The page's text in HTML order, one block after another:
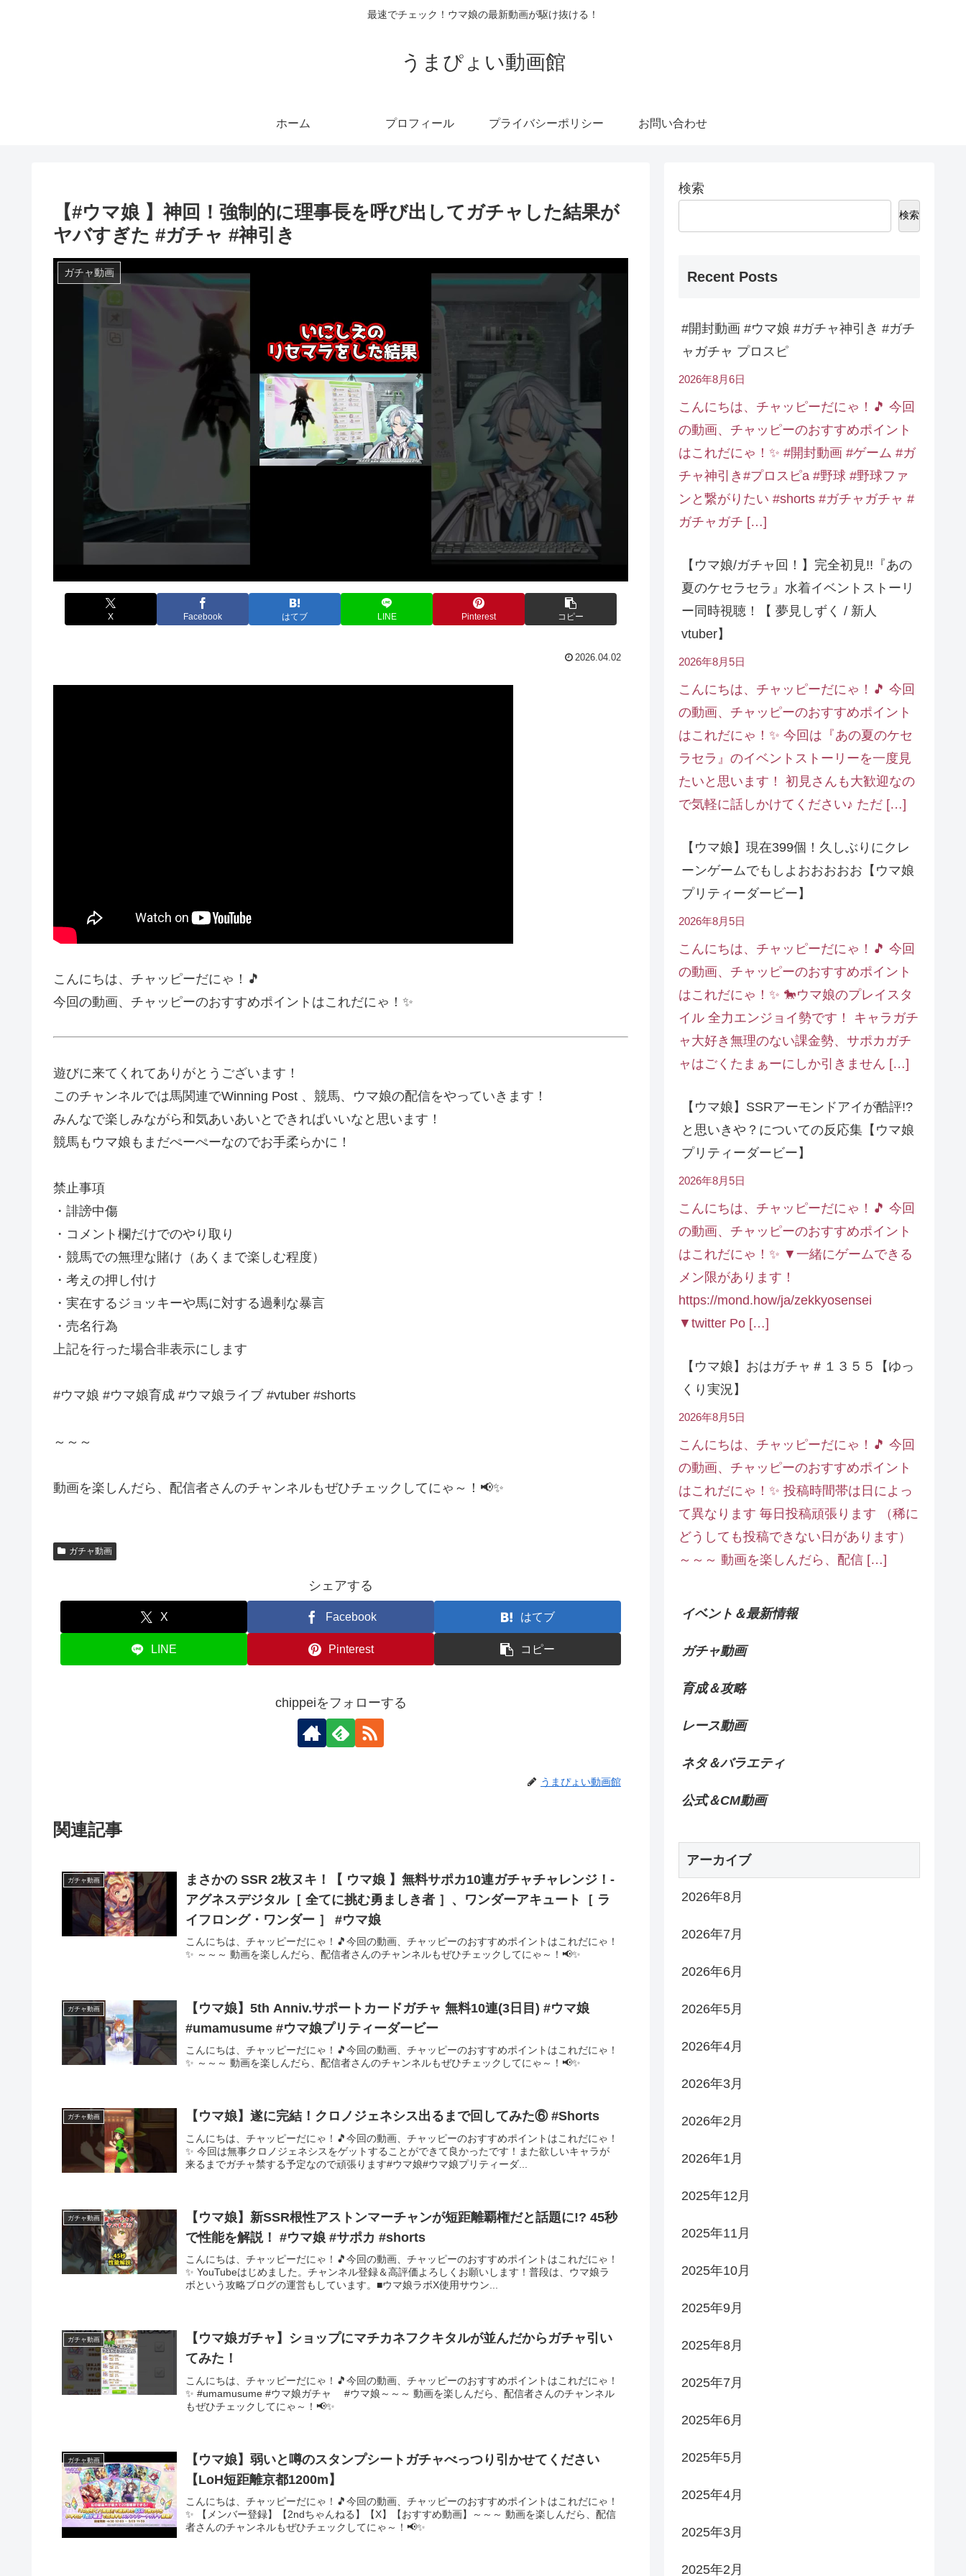
最速でチェック！ウマ娘の最新動画が駆け抜ける！
うまぴょい動画館
ホーム プロフィール プライバシーポリシー お問い合わせ
【#ウマ娘 】神回！強制的に理事長を呼び出してガチャした結果が
ヤバすぎた #ガチャ #神引き
ガチャ動画
X Facebook はてブ LINE Pinterest コピー
2026.04.02
こんにちは、チャッピーだにゃ！🎵
今回の動画、チャッピーのおすすめポイントはこれだにゃ！✨
遊びに来てくれてありがとうございます！
このチャンネルでは馬関連でWinning Post 、競馬、ウマ娘の配信をやっていきます！
みんなで楽しみながら和気あいあいとできればいいなと思います！
競馬もウマ娘もまだぺーぺーなのでお手柔らかに！
禁止事項
・誹謗中傷
・コメント欄だけでのやり取り
・競馬での無理な賭け（あくまで楽しむ程度）
・考えの押し付け
・実在するジョッキーや馬に対する過剰な暴言
・売名行為
上記を行った場合非表示にします
#ウマ娘 #ウマ娘育成 #ウマ娘ライブ #vtuber #shorts
～～～
動画を楽しんだら、配信者さんのチャンネルもぜひチェックしてにゃ～！📢✨
ガチャ動画
シェアする
X Facebook はてブ
LINE Pinterest コピー
chippeiをフォローする
うまぴょい動画館
関連記事
ガチャ動画
まさかの SSR 2枚ヌキ！【 ウマ娘 】無料サポカ10連ガチャチャレンジ！-
アグネスデジタル［ 全てに挑む勇ましき者 ］、ワンダーアキュート［ ラ
イフロング・ワンダー ］ #ウマ娘
こんにちは、チャッピーだにゃ！🎵今回の動画、チャッピーのおすすめポイントはこれだにゃ！
✨ ～～～ 動画を楽しんだら、配信者さんのチャンネルもぜひチェックしてにゃ～！📢✨
ガチャ動画
【ウマ娘】5th Anniv.サポートカードガチャ 無料10連(3日目) #ウマ娘
#umamusume #ウマ娘プリティーダービー
こんにちは、チャッピーだにゃ！🎵今回の動画、チャッピーのおすすめポイントはこれだにゃ！
✨ ～～～ 動画を楽しんだら、配信者さんのチャンネルもぜひチェックしてにゃ～！📢✨
ガチャ動画 【ウマ娘】遂に完結！クロノジェネシス出るまで回してみた⑥ #Shorts
こんにちは、チャッピーだにゃ！🎵今回の動画、チャッピーのおすすめポイントはこれだにゃ！
✨ 今回は無事クロノジェネシスをゲットすることができて良かったです！また欲しいキャラが
来るまでガチャ禁する予定なので頑張ります#ウマ娘#ウマ娘プリティーダ...
ガチャ動画
【ウマ娘】新SSR根性アストンマーチャンが短距離覇権だと話題に!? 45秒
で性能を解説！ #ウマ娘 #サポカ #shorts
こんにちは、チャッピーだにゃ！🎵今回の動画、チャッピーのおすすめポイントはこれだにゃ！
✨ YouTubeはじめました。チャンネル登録＆高評価よろしくお願いします！普段は、ウマ娘ラ
ボという攻略ブログの運営もしています。■ウマ娘ラボX使用サウン...
ガチャ動画
【ウマ娘ガチャ】ショップにマチカネフクキタルが並んだからガチャ引い
てみた！
こんにちは、チャッピーだにゃ！🎵今回の動画、チャッピーのおすすめポイントはこれだにゃ！
✨ #umamusume #ウマ娘ガチャ #ウマ娘～～～ 動画を楽しんだら、配信者さんのチャンネル
もぜひチェックしてにゃ～！📢✨
ガチャ動画
【ウマ娘】弱いと噂のスタンプシートガチャべっつり引かせてください
【LoH短距離京都1200m】
こんにちは、チャッピーだにゃ！🎵今回の動画、チャッピーのおすすめポイントはこれだにゃ！
✨ 【メンバー登録】【2ndちゃんねる】【X】【おすすめ動画】～～～ 動画を楽しんだら、配信
者さんのチャンネルもぜひチェックしてにゃ～！📢✨
検索
検索
Recent Posts
#開封動画 #ウマ娘 #ガチャ神引き #ガチ
ャガチャ プロスピ
2026年8月6日
こんにちは、チャッピーだにゃ！🎵 今回
の動画、チャッピーのおすすめポイント
はこれだにゃ！✨ #開封動画 #ゲーム #ガ
チャ神引き#プロスピa #野球 #野球ファ
ンと繋がりたい #shorts #ガチャガチャ #
ガチャガチ […]
【ウマ娘/ガチャ回！】完全初見!!『あの
夏のケセラセラ』水着イベントストーリ
ー同時視聴！【 夢見しずく / 新人
vtuber】
2026年8月5日
こんにちは、チャッピーだにゃ！🎵 今回
の動画、チャッピーのおすすめポイント
はこれだにゃ！✨ 今回は『あの夏のケセ
ラセラ』のイベントストーリーを一度見
たいと思います！ 初見さんも大歓迎なの
で気軽に話しかけてください♪ ただ […]
【ウマ娘】現在399個！久しぶりにクレ
ーンゲームでもしよおおおおお【ウマ娘
プリティーダービー】
2026年8月5日
こんにちは、チャッピーだにゃ！🎵 今回
の動画、チャッピーのおすすめポイント
はこれだにゃ！✨ 🐎ウマ娘のプレイスタ
イル 全力エンジョイ勢です！ キャラガチ
ャ大好き無理のない課金勢、サポカガチ
ャはごくたまぁーにしか引きません […]
【ウマ娘】SSRアーモンドアイが酷評!?
と思いきや？についての反応集【ウマ娘
プリティーダービー】
2026年8月5日
こんにちは、チャッピーだにゃ！🎵 今回
の動画、チャッピーのおすすめポイント
はこれだにゃ！✨ ▼一緒にゲームできる
メン限があります！
https://mond.how/ja/zekkyosensei
▼twitter Po […]
【ウマ娘】おはガチャ＃１３５５【ゆっ
くり実況】
2026年8月5日
こんにちは、チャッピーだにゃ！🎵 今回
の動画、チャッピーのおすすめポイント
はこれだにゃ！✨ 投稿時間帯は日によっ
て異なります 毎日投稿頑張ります （稀に
どうしても投稿できない日があります）
～～～ 動画を楽しんだら、配信 […]
イベント＆最新情報
ガチャ動画
育成＆攻略
レース動画
ネタ＆バラエティ
公式＆CM動画
アーカイブ
2026年8月
2026年7月
2026年6月
2026年5月
2026年4月
2026年3月
2026年2月
2026年1月
2025年12月
2025年11月
2025年10月
2025年9月
2025年8月
2025年7月
2025年6月
2025年5月
2025年4月
2025年3月
2025年2月